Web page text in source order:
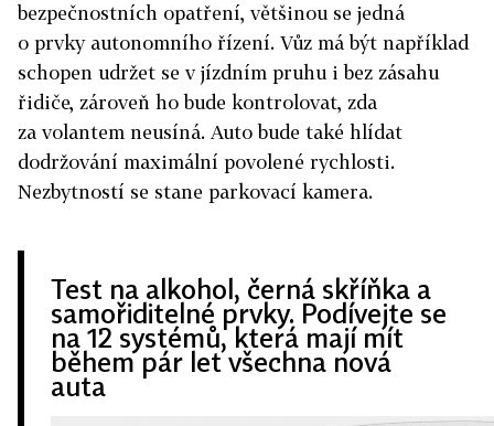
bezpečnostních opatření, většinou se jedná
o prvky autonomního řízení. Vůz má být například
schopen udržet se v jízdním pruhu i bez zásahu
řidiče, zároveň ho bude kontrolovat, zda
za volantem neusíná. Auto bude také hlídat
dodržování maximální povolené rychlosti.
Nezbytností se stane parkovací kamera.
Test na alkohol, černá skříňka a
samořiditelné prvky. Podívejte se
na 12 systémů, která mají mít
během pár let všechna nová
auta